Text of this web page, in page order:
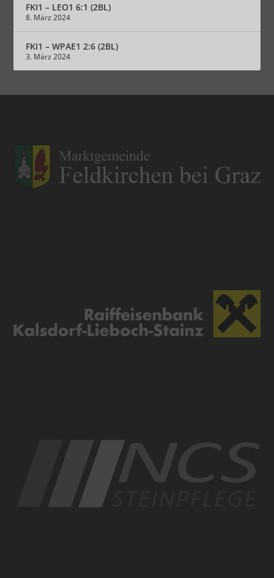
FKI1 – LEO1 6:1 (2BL)
8. März 2024
FKI1 – WPAE1 2:6 (2BL)
3. März 2024